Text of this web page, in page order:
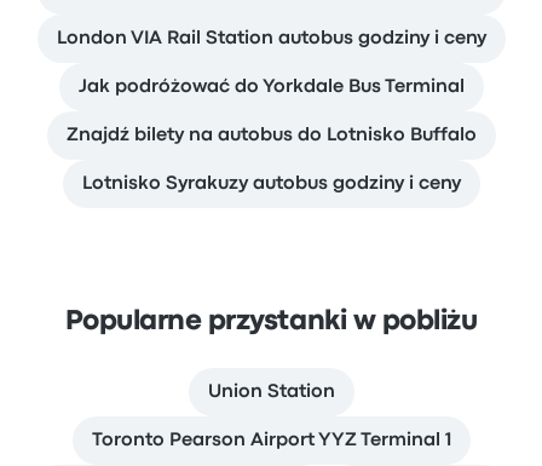
London VIA Rail Station autobus godziny i ceny
Jak podróżować do Yorkdale Bus Terminal
Znajdź bilety na autobus do Lotnisko Buffalo
Lotnisko Syrakuzy autobus godziny i ceny
Popularne przystanki w pobliżu
Union Station
Toronto Pearson Airport YYZ Terminal 1